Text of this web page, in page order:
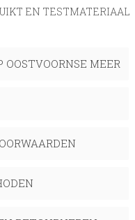
EN TESTMATERIAAL
OOSTVOORNSE MEER